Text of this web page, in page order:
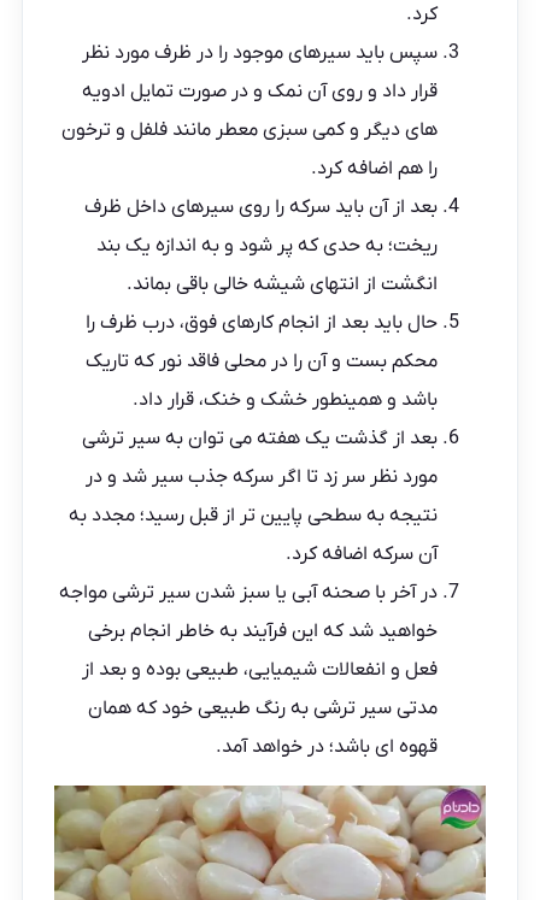
کرد.
سپس باید سیرهای موجود را در ظرف مورد نظر
قرار داد و روی آن نمک و در صورت تمایل ادویه
های دیگر و کمی سبزی معطر مانند فلفل و ترخون
را هم اضافه کرد.
بعد از آن باید سرکه را روی سیرهای داخل ظرف
ریخت؛ به حدی که پر شود و به اندازه یک بند
انگشت از انتهای شیشه خالی باقی بماند.
حال باید بعد از انجام کارهای فوق، درب ظرف را
محکم بست و آن را در محلی فاقد نور که تاریک
باشد و همینطور خشک و خنک، قرار داد.
بعد از گذشت یک هفته می توان به سیر ترشی
مورد نظر سر زد تا اگر سرکه جذب سیر شد و در
نتیجه به سطحی پایین تر از قبل رسید؛ مجدد به
آن سرکه اضافه کرد.
در آخر با صحنه آبی یا سبز شدن سیر ترشی مواجه
خواهید شد که این فرآیند به خاطر انجام برخی
فعل و انفعالات شیمیایی، طبیعی بوده و بعد از
مدتی سیر ترشی به رنگ طبیعی خود که همان
قهوه ای باشد؛ در خواهد آمد.